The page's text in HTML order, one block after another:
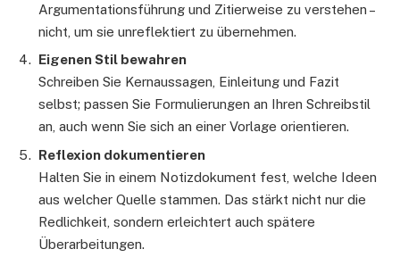
Argumentationsführung und Zitierweise zu verstehen –
nicht, um sie unreflektiert zu übernehmen.
Eigenen Stil bewahren
Schreiben Sie Kernaussagen, Einleitung und Fazit
selbst; passen Sie Formulierungen an Ihren Schreibstil
an, auch wenn Sie sich an einer Vorlage orientieren.
Reflexion dokumentieren
Halten Sie in einem Notizdokument fest, welche Ideen
aus welcher Quelle stammen. Das stärkt nicht nur die
Redlichkeit, sondern erleichtert auch spätere
Überarbeitungen.